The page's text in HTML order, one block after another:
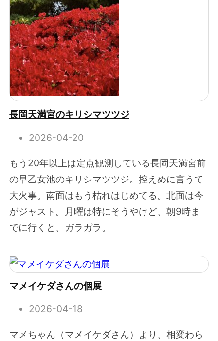
長岡天満宮のキリシマツツジ
2026-04-20
もう20年以上は定点観測している長岡天満宮前
の早乙女池のキリシマツツジ。控えめに言うて
大火事。南面はもう枯れはじめてる。北面は今
がジャスト。月曜は特にそうやけど、朝9時ま
でに行くと、ガラガラ。
マメイケダさんの個展
2026-04-18
マメちゃん（マメイケダさん）より、相変わら